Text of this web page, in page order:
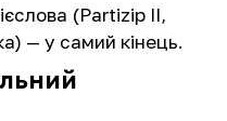
(Partizip II,
— у самий кінець.